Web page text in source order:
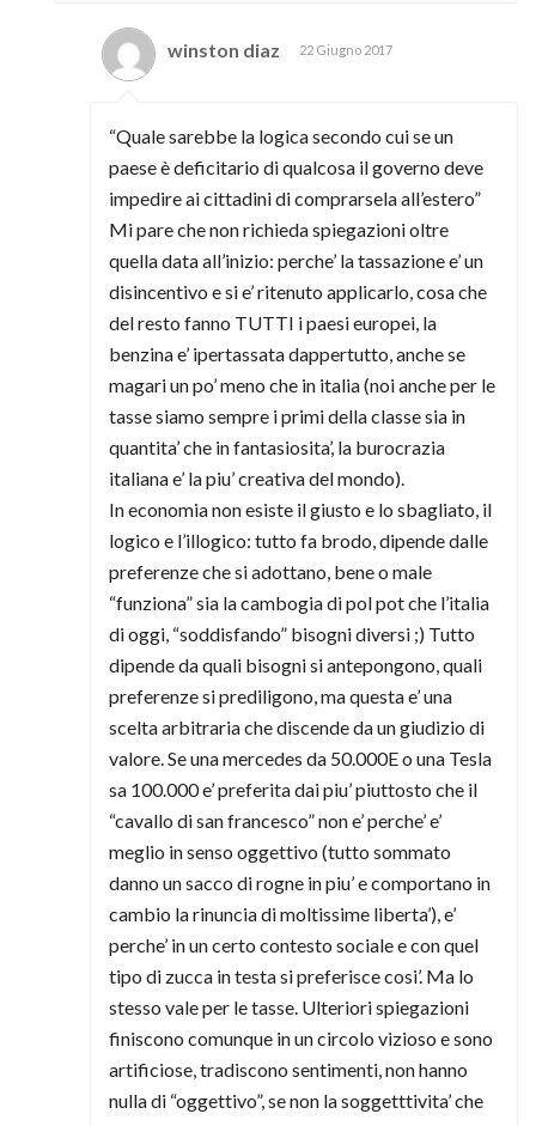
winston diaz 22 Giugno 2017
“Quale sarebbe la logica secondo cui se un
paese è deficitario di qualcosa il governo deve
impedire ai cittadini di comprarsela all’estero”
Mi pare che non richieda spiegazioni oltre
quella data all’inizio: perche’ la tassazione e’ un
disincentivo e si e’ ritenuto applicarlo, cosa che
del resto fanno TUTTI i paesi europei, la
benzina e’ ipertassata dappertutto, anche se
magari un po’ meno che in italia (noi anche per le
tasse siamo sempre i primi della classe sia in
quantita’ che in fantasiosita’, la burocrazia
italiana e’ la piu’ creativa del mondo).
In economia non esiste il giusto e lo sbagliato, il
logico e l’illogico: tutto fa brodo, dipende dalle
preferenze che si adottano, bene o male
“funziona” sia la cambogia di pol pot che l’italia
di oggi, “soddisfando” bisogni diversi ;) Tutto
dipende da quali bisogni si antepongono, quali
preferenze si prediligono, ma questa e’ una
scelta arbitraria che discende da un giudizio di
valore. Se una mercedes da 50.000E o una Tesla
sa 100.000 e’ preferita dai piu’ piuttosto che il
“cavallo di san francesco” non e’ perche’ e’
meglio in senso oggettivo (tutto sommato
danno un sacco di rogne in piu’ e comportano in
cambio la rinuncia di moltissime liberta’), e’
perche’ in un certo contesto sociale e con quel
tipo di zucca in testa si preferisce cosi’. Ma lo
stesso vale per le tasse. Ulteriori spiegazioni
finiscono comunque in un circolo vizioso e sono
artificiose, tradiscono sentimenti, non hanno
nulla di “oggettivo”, se non la soggetttivita’ che